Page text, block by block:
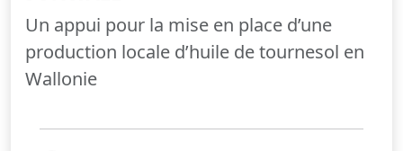
Un appui pour la mise en place d’une
production locale d’huile de tournesol en
Wallonie